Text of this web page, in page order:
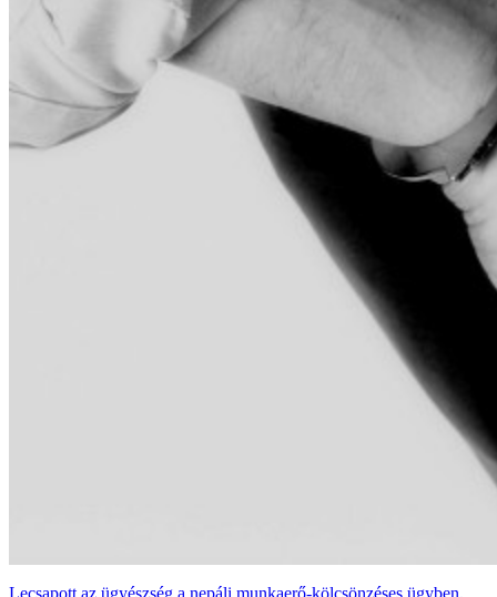
Lecsapott az ügyészség a nepáli munkaerő-kölcsönzéses ügyben,